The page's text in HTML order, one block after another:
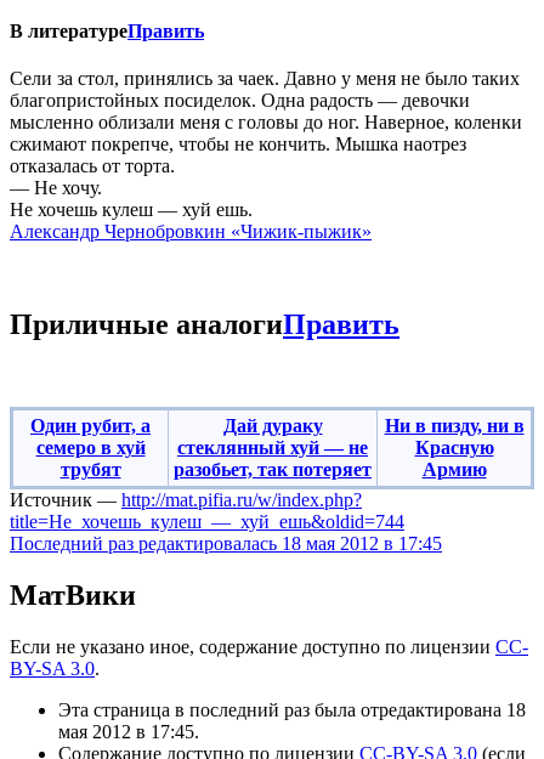
В литературеПравить
Сели за стол, принялись за чаек. Давно у меня не было таких
благопристойных посиделок. Одна радость — девочки
мысленно облизали меня с головы до ног. Наверное, коленки
сжимают покрепче, чтобы не кончить. Мышка наотрез
отказалась от торта.
— Не хочу.
Не хочешь кулеш — хуй ешь.
Александр Чернобровкин «Чижик-пыжик»
Приличные аналогиПравить
Один рубит, а
семеро в хуй
трубят‎‎
Дай дураку
стеклянный хуй — не
разобьет, так потеряет
‎Ни в пизду, ни в
Красную
Армию‎‎‎
Источник — http://mat.pifia.ru/w/index.php?
title=Не_хочешь_кулеш_—_хуй_ешь&oldid=744
Последний раз редактировалась 18 мая 2012 в 17:45
МатВики
Если не указано иное, содержание доступно по лицензии CC-
BY-SA 3.0.
Эта страница в последний раз была отредактирована 18
мая 2012 в 17:45.
Содержание доступно по лицензии CC-BY-SA 3.0 (если